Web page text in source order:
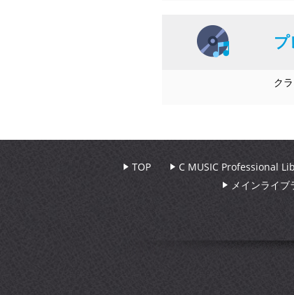
ク
TOP C MUSIC Professional
メインライブ